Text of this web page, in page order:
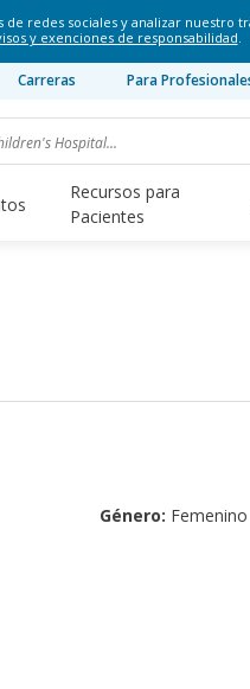
redes sociales y analizar nuestro
y exenciones de responsabilidad.
Carreras Para
Recursos para
Pacientes
Género: Femenino